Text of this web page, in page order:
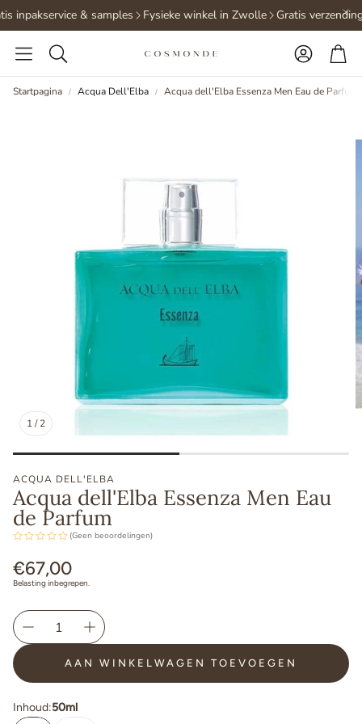
inpakservice & samples Fysieke winkel in Zwolle Gratis
Zoeken
Startpagina Acqua Dell'Elba Acqua dell'Elba Essenza Men Eau de Parfum
1/2
ACQUA DELL'ELBA
Acqua dell'Elba Essenza Men Eau
de Parfum
(Geen beoordelingen)
Normale
prijs
€67,00
Belasting inbegrepen.
AAN WINKELWAGEN TOEVOEGEN
Inhoud:50ml